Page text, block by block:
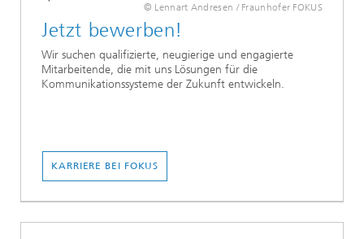
© Lennart Andresen / Fraunhofer FOKUS
Jetzt bewerben!
Wir suchen qualifizierte, neugierige und engagierte
Mitarbeitende, die mit uns Lösungen für die
Kommunikationssysteme der Zukunft entwickeln.
KARRIERE BEI FOKUS